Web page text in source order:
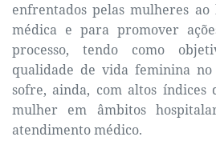
enfrentados pelas mulheres ao
médica e para promover
processo, tendo como
qualidade de vida feminina no
sofre, ainda, com altos índices
mulher em âmbitos
atendimento médico.